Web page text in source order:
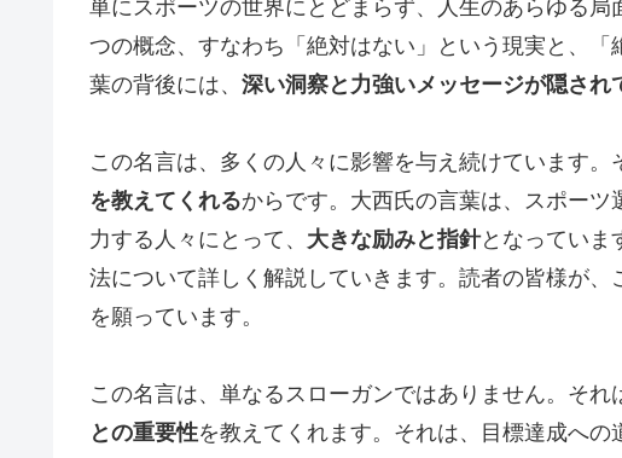
単にスポーツの世界にとどまらず、人生のあらゆる
つの概念、すなわち「絶対はない」という現実と、
葉の背後には、 深い洞察と力強いメッセージが隠され
この名言は、多くの人々に影響を与え続けています
を教えてくれるからです。大西氏の言葉は、スポー
力する人々にとって、 大きな励みと指針となっていま
法について詳しく解説していきます。読者の皆様が
を願っています。
この名言は、単なるスローガンではありません。それ
との重要性を教えてくれます。それは、目標達成へ